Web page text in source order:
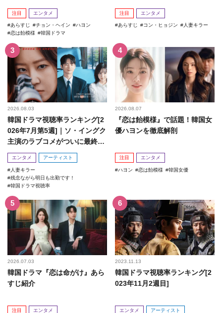
注目 エンタメ
あらすじ チョン・ヘイン
ハヨン
恋は飴模様
韓国ドラマ
注目 エンタメ
あらすじ コン・ヒョジン 人妻キラー
2026.08.03
韓国ドラマ視聴率ランキング[2
026年7月第5週]｜ソ・イングク
主演のラブコメがついに最終
回！
エンタメ アーティスト
人妻キラー
残念ながら明日も出勤です！
韓国ドラマ視聴率
2026.08.07
『恋は飴模様』で話題！韓国女
優ハヨンを徹底解剖
注目 エンタメ
ハヨン 恋は飴模様 韓国女優
2026.07.03
韓国ドラマ『恋は命がけ』あら
すじ紹介
注目 エンタメ
2023.11.13
韓国ドラマ視聴率ランキング[2
023年11月2週目]
エンタメ アーティスト